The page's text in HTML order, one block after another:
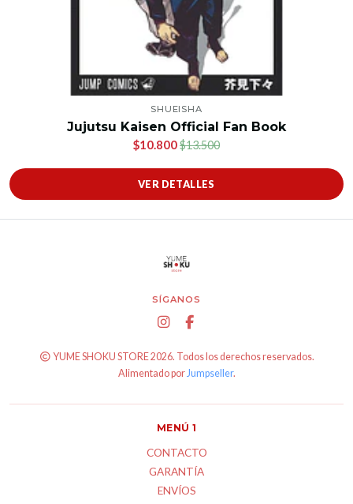
SHUEISHA
Jujutsu Kaisen Official Fan Book
$10.800$13.500
VER DETALLES
SÍGANOS
YUME SHOKU STORE 2026. Todos los derechos reservados.
Alimentado porJumpseller.
MENÚ 1
CONTACTO
GARANTÍA
ENVÍOS